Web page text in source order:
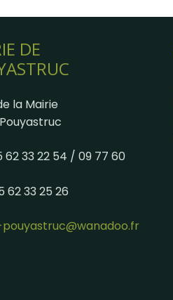
DE
la Mairie
62 33 22 54 / 09 77 60
62 33 25 26